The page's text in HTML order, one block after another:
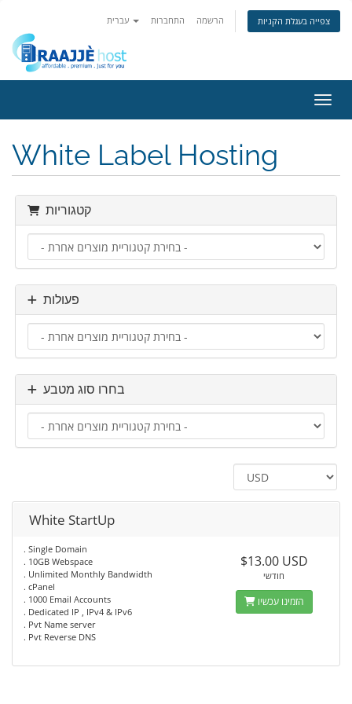
התחברות הרשמה צפייה בעגלת הקניות
White Label Hosting
קטגוריות
פעולות
בחרו סוג מטבע
White StartUp
. Single Domain
. 10GB Webspace
. Unlimited Monthly Bandwidth
. cPanel
. 1000 Email Accounts
. Dedicated IP , IPv4 & IPv6
. Pvt Name server
. Pvt Reverse DNS
$13.00 USD
חודשי
הזמינו עכשיו